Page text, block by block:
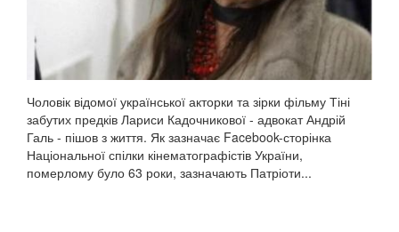
Чоловік відомої української акторки та зірки фільму Тіні
забутих предків Лариси Кадочникової - адвокат Андрій
Галь - пішов з життя. Як зазначає Facebook-сторінка
Національної спілки кінематографістів України,
померлому було 63 роки, зазначають Патріоти...